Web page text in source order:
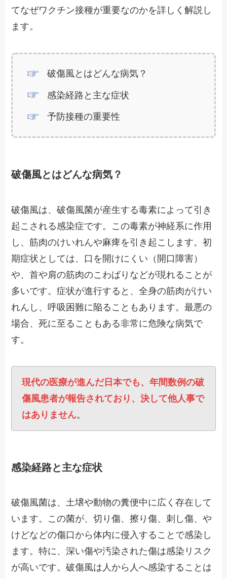
てなぜワクチン接種が重要なのかを詳しく解説し
ます。
破傷風とはどんな病気？
感染経路と主な症状
予防接種の重要性
破傷風とはどんな病気？
破傷風は、破傷風菌が産生する毒素によって引き
起こされる感染症です。この毒素が神経系に作用
し、筋肉のけいれんや麻痺を引き起こします。初
期症状としては、口を開けにくい（開口障害）
や、首や肩の筋肉のこわばりなどが現れることが
多いです。症状が進行すると、全身の筋肉がけい
れんし、呼吸困難に陥ることもあります。最悪の
場合、死に至ることもある非常に危険な病気で
す。
現代の医療が進んだ日本でも、年間数例の破
傷風患者が報告されており、決して他人事で
はありません。
感染経路と主な症状
破傷風菌は、土壌や動物の糞便中に広く存在して
います。この菌が、切り傷、擦り傷、刺し傷、や
けどなどの傷口から体内に侵入することで感染し
ます。特に、深い傷や汚染された傷は感染リスク
が高いです。破傷風は人から人へ感染することは